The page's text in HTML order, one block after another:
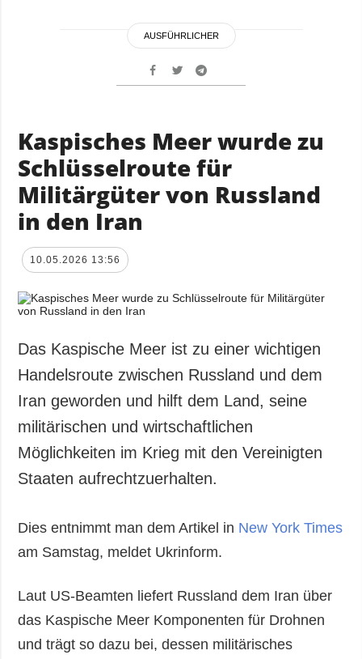
AUSFÜHRLICHER
Kaspisches Meer wurde zu
Schlüsselroute für
Militärgüter von Russland
in den Iran
10.05.2026 13:56
Das Kaspische Meer ist zu einer wichtigen
Handelsroute zwischen Russland und dem
Iran geworden und hilft dem Land, seine
militärischen und wirtschaftlichen
Möglichkeiten im Krieg mit den Vereinigten
Staaten aufrechtzuerhalten.
Dies entnimmt man dem Artikel in New York Times
am Samstag, meldet Ukrinform.
Laut US-Beamten liefert Russland dem Iran über
das Kaspische Meer Komponenten für Drohnen
und trägt so dazu bei, dessen militärisches